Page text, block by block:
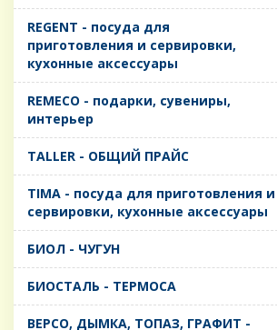
REGENT - посуда для
приготовления и сервировки,
кухонные аксессуары
REMECO - подарки, сувениры,
интерьер
TALLER - ОБЩИЙ ПРАЙС
TIMA - посуда для приготовления и
сервировки, кухонные аксессуары
БИОЛ - ЧУГУН
БИОСТАЛЬ - ТЕРМОСА
ВЕРСО, ДЫМКА, ТОПАЗ, ГРАФИТ -